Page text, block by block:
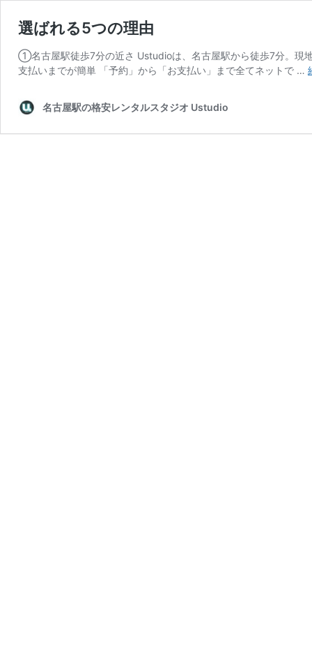
選ばれる5つの理由
①名古屋駅徒歩7分の近さ Ustudioは、名古屋駅から徒歩7分。現
支払いまでが簡単 「予約」から「お支払い」まで全てネットで …
名古屋駅の格安レンタルスタジオ Ustudio